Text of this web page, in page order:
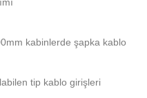
kabinlerde şapka kablo
tip kablo girişleri